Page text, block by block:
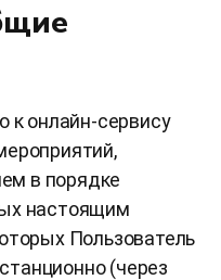
к онлайн-сервису
в порядке
настоящим
Пользователь
(через